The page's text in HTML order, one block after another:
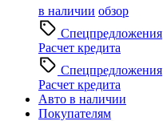
в наличии обзор
Спецпредложения
Расчет кредита
Спецпредложения
Расчет кредита
Авто в наличии
Покупателям